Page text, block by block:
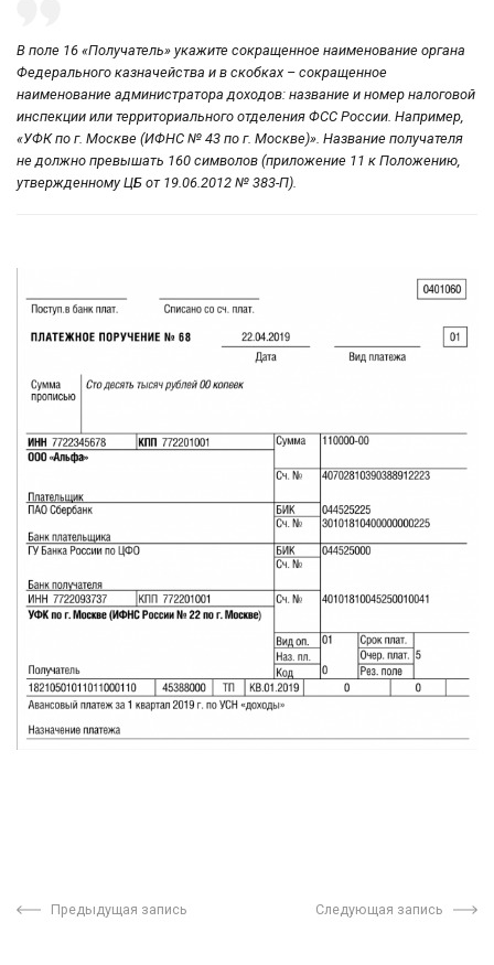
В поле 16 «Получатель» укажите сокращенное наименование органа
Федерального казначейства и в скобках – сокращенное
наименование администратора доходов: название и номер налоговой
инспекции или территориального отделения ФСС России. Например,
«УФК по г. Москве (ИФНС № 43 по г. Москве)». Название получателя
не должно превышать 160 символов (приложение 11 к Положению,
утвержденному ЦБ от 19.06.2012 № 383-П).
Предыдущая запись Следующая запись